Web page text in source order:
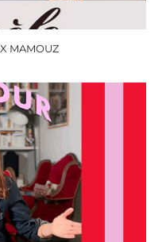
MAMOUZ